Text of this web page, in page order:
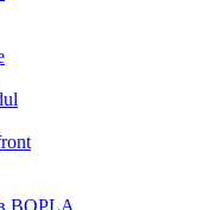
BOPLA